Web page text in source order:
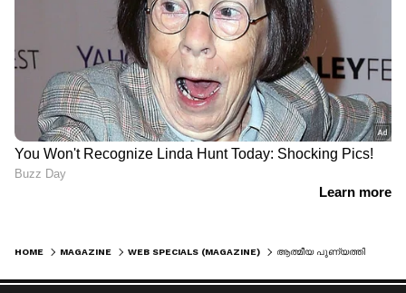
HOME MAGAZINE WEB SPECIALS (MAGAZINE)